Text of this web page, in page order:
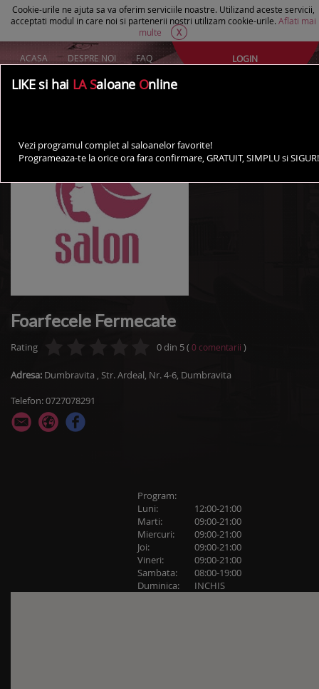
Cookie-urile ne ajuta sa va oferim serviciile noastre. Utilizand aceste servicii,
acceptati modul in care noi si partenerii nostri utilizam cookie-urile. Aflati mai
multe
X
ACASA DESPRE NOI FAQ
AI UN SALON?
LOGIN
Foarfecele Fermecate
Rating 0din 5( 0 comentarii )
Adresa: Dumbravita , Str. Ardeal, Nr. 4-6, Dumbravita
Telefon: 0727078291
Program:
Luni:
12:00-21:00
Marti:
09:00-21:00
Miercuri:
09:00-21:00
Joi:
09:00-21:00
Vineri:
09:00-21:00
Sambata:
08:00-19:00
Duminica:
INCHIS
LIKE si hai LA Saloane Online
Vezi programul complet al saloanelor favorite!
Programeaza-te la orice ora fara confirmare, GRATUIT, SIMPLU si SIGUR!